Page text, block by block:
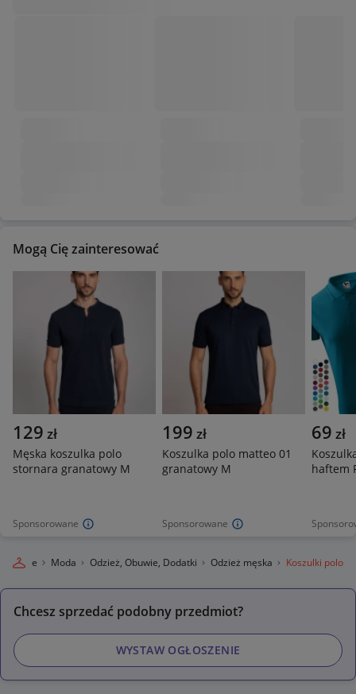
Mogą Cię zainteresować
Sponsorowane
129 zł
Męska koszulka polo
stornara granatowy M
Sponsorowane
199 zł
Koszulka polo matteo 01
granatowy M
69 zł
haftem
Moda Odzież, Obuwie, Dodatki Odzież męska Koszulki polo
Chcesz sprzedać podobny przedmiot?
WYSTAW OGŁOSZENIE